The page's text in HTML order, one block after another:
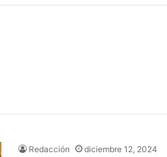
Redacción diciembre 12, 2024